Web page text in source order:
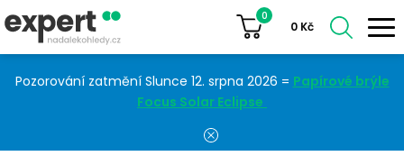
Pozorování zatmění Slunce 12. srpna 2026 = Papírové brýle
Focus Solar Eclipse
0
0 Kč